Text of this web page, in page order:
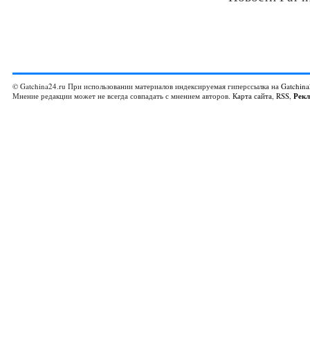
© Gatchina24.ru При использовании материалов индексируемая гиперссылка на
Мнение редакции может не всегда совпадать с мнением авторов. Карта сайта, RSS,